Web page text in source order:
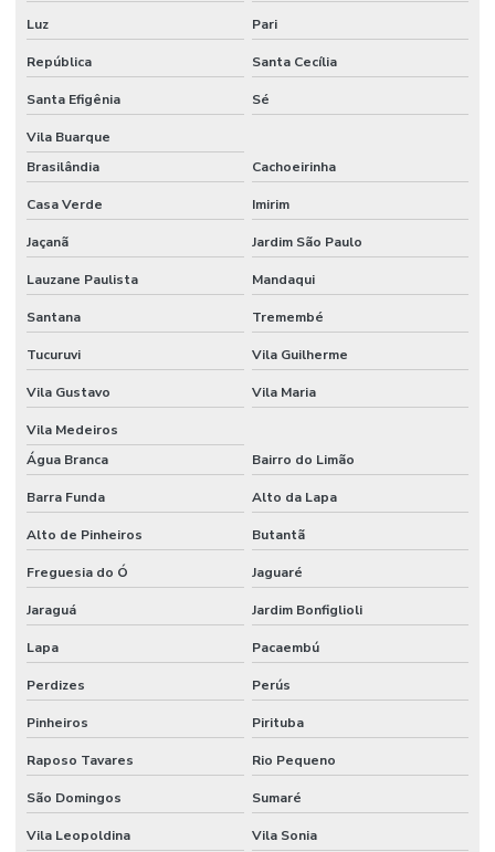
Etiquetas Adesivas Para Móveis
Etiquetas Adesivas Para Móveis Minas Gerais
Etiquetas Adesivas Personalizadas
Etiquetas Adesivas Personalizadas Em Santa Catarina
Etiquetas Adesivas Removíveis
Etiquetas Adesivas Resistentes Para Sacaria
Etiquetas Adesivas Sem Resíduo
Etiquetas Adesivas Térmicas Para Identificação
Etiquetas Autocolantes
Etiquetas Autocolantes Personalizadas
Etiquetas Bopp Adesiva
Etiquetas Bopp Adesiva Para Câmara Fria
Etiquetas Bopp Adesiva Para Congelados
Etiquetas Bopp Adesiva Para Identificação De Produtos
Etiquetas Bopp Para Laboratório
Etiquetas Bopp Removíveis Paraná
Etiquetas Bopp Removíveis Santa Catarina
Etiquetas Bopp Sem Cola Para Vidros
Luz Pari
República Santa Cecília
Santa Efigênia Sé
Vila Buarque
Brasilândia
Cachoeirinha
Casa Verde Imirim
Jaçanã Jardim São Paulo
Lauzane Paulista Mandaqui
Santana Tremembé
Tucuruvi Vila Guilherme
Vila Gustavo Vila Maria
Vila Medeiros
Água Branca
Bairro do Limão
Barra Funda Alto da Lapa
Alto de Pinheiros Butantã
Freguesia do Ó Jaguaré
Jaraguá Jardim Bonfiglioli
Lapa Pacaembú
Perdizes Perús
Pinheiros Pirituba
Raposo Tavares Rio Pequeno
São Domingos Sumaré
Vila Leopoldina
Vila Sonia